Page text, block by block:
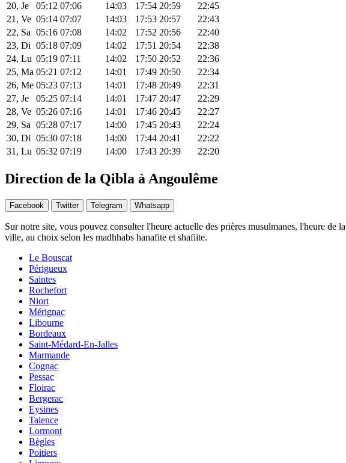
20, Je
05:12 07:06 14:03 17:54 20:59
22:45
21, Ve 05:14 07:07 14:03 17:53 20:57
22:43
22, Sa 05:16 07:08 14:02 17:52 20:56
22:40
23, Di 05:18 07:09 14:02 17:51 20:54
22:38
24, Lu 05:19 07:11 14:02 17:50 20:52
22:36
25, Ma 05:21 07:12 14:01 17:49 20:50
22:34
26, Me 05:23 07:13 14:01 17:48 20:49
22:31
27, Je
05:25 07:14 14:01 17:47 20:47
22:29
28, Ve 05:26 07:16 14:01 17:46 20:45
22:27
29, Sa 05:28 07:17 14:00 17:45 20:43
22:24
30, Di 05:30 07:18 14:00 17:44 20:41
22:22
31, Lu 05:32 07:19 14:00 17:43 20:39 22:20
Direction de la Qibla à Angoulême
Facebook Twitter Telegram Whatsapp
Sur notre site, vous pouvez consulter l'heure actuelle des prières musulmanes, l'heure
ville, au choix selon les madhhabs hanafite et shafiite.
Le Bouscat
Périgueux
Saintes
Rochefort
Niort
Mérignac
Libourne
Bordeaux
Saint-Médard-En-Jalles
Marmande
Cognac
Pessac
Floirac
Bergerac
Eysines
Talence
Lormont
Bègles
Poitiers